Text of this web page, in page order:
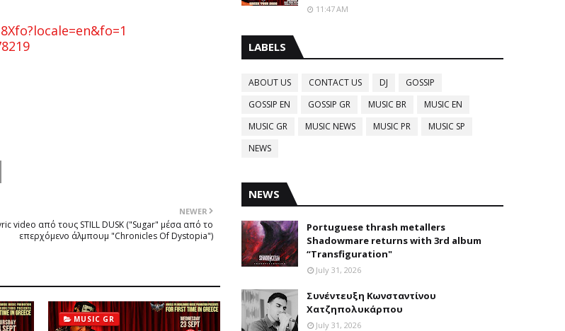
NEWER
video από τους STILL DUSK ("Sugar" μέσα από το
επερχόμενο άλμπουμ "Chronicles Of Dystopia")
MUSIC GR
11:47 AM
LABELS
ABOUT US CONTACT US DJ
GOSSIP
GOSSIP EN
GOSSIP GR MUSIC BR
MUSIC EN
MUSIC GR
MUSIC NEWS MUSIC PR
MUSIC SP
NEWS
NEWS
Portuguese thrash metallers
Shadowmare returns with 3rd album
“Transfiguration"
July 31, 2026
Συνέντευξη Κωνσταντίνου
Χατζηπολυκάρπου
July 31, 2026